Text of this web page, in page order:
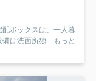
ボックスは、一人暮
は洗面所独... もっと